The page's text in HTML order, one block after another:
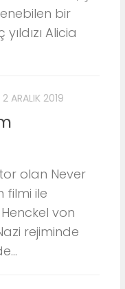
bir
Alicia
2 ARALIK 2019
olan Never
filmi ile
von
rejiminde